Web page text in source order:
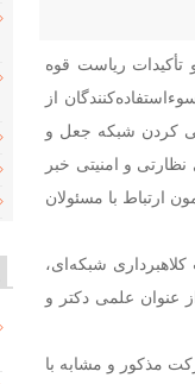
پیرو دستورات و تأکیدات ریاست قوه
از
کردن شبکه جعل و
و امنیتی خبر
ارتباط با مسئولان
از متهمان به اتهامات کلاهبرداری شبکه‌ای،
عنوان علمی دکتر و
مذکور و مشابه با